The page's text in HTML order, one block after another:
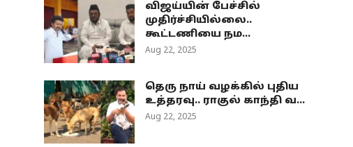
விஜய்யின் பேச்சில்
முதிர்ச்சியில்லை..
கூட்டணியை நம...
Aug 22, 2025
தெரு நாய் வழக்கில் புதிய
உத்தரவு.. ராகுல் காந்தி வ...
Aug 22, 2025